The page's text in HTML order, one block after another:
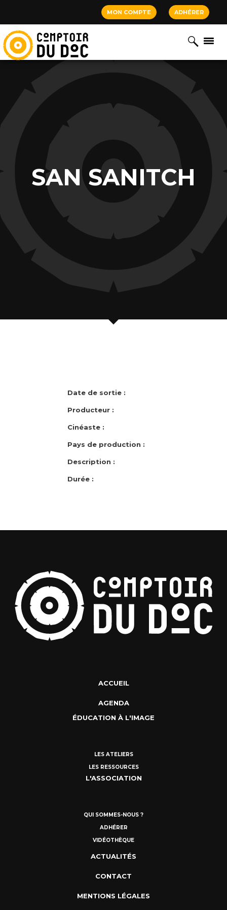
MON COMPTE ADHÉRER
SAN SANITCH
Date de sortie :
Producteur :
Cinéaste :
Pays de production :
Description :
Durée :
ACCUEIL
AGENDA
ÉDUCATION À L'IMAGE
LES ATELIERS
LES RESSOURCES
L'ASSOCIATION
QUI SOMMES-NOUS ?
ADHÉRER
VIDÉOTHÈQUE
ACTUALITÉS
CONTACT
MENTIONS LÉGALES
Cookies management panel